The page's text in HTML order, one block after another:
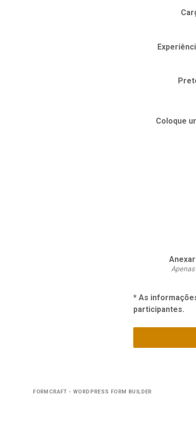
Coloque
* As
participantes.
FORMCRAFT - WORDPRESS FORM BUILDER